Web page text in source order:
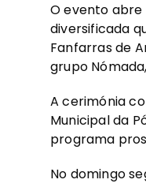
O evento abre
diversificada
Fanfarras de
grupo
A cerimónia
Municipal da
programa
No domingo